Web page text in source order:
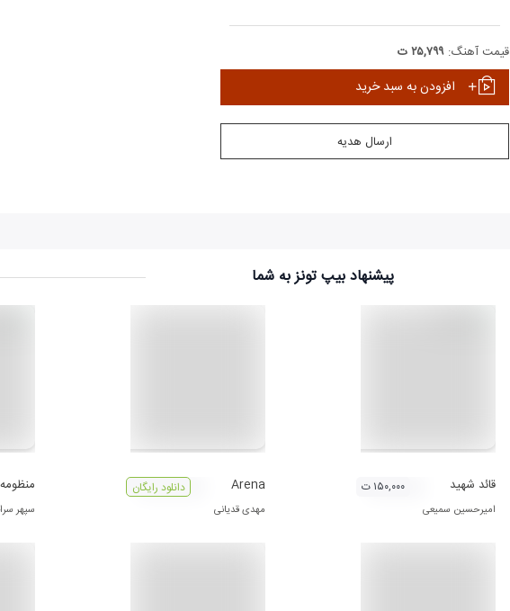
قیمت آهنگ: ۲۵,۷۹۹ ت
افزودن به سبد خرید
ارسال هدیه
پیشنهاد بیپ تونز به شما
قائد شهید
امیرحسین سمیعی
۱۵۰,۰۰۰ ت Arena
مهدی قدیانی
دانلود رایگان
سپهر